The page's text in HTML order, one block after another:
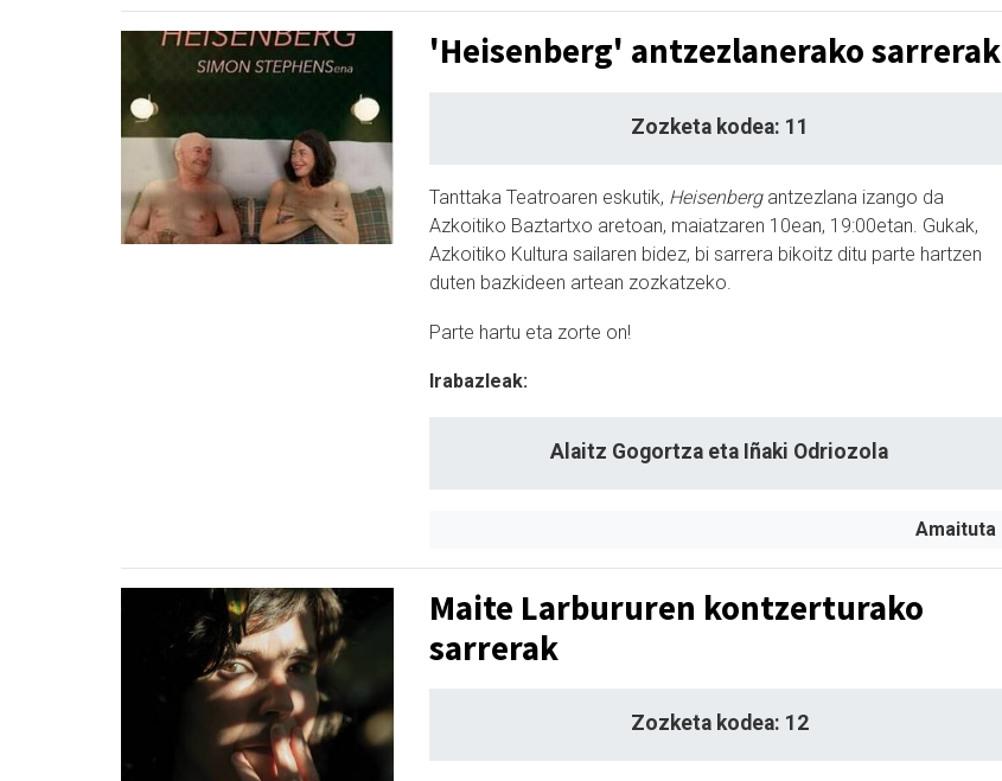
'Heisenberg' antzezlanerako sarrerak
Zozketa kodea: 11
Tanttaka Teatroaren eskutik, Heisenbergantzezlana izango da
Azkoitiko Baztartxo aretoan, maiatzaren 10ean, 19:00etan. Gukak,
Azkoitiko Kultura sailaren bidez, bi sarrera bikoitz ditu parte hartzen
duten bazkideen artean zozkatzeko.
Parte hartu eta zorte on!
Irabazleak:
Alaitz Gogortza eta Iñaki Odriozola
Amaituta
Maite Larbururen kontzerturako
sarrerak
Zozketa kodea: 12